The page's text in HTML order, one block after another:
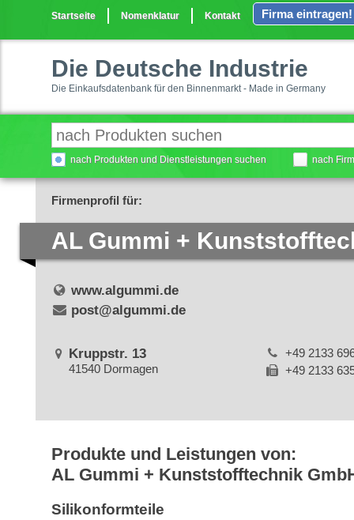
Startseite Nomenklatur Kontakt Firma eintragen!
Die Deutsche Industrie
Die Einkaufsdatenbank für den Binnenmarkt - Made in Germany
nach Produkten und Dienstleistungen suchen nach
Firmenprofil für:
AL Gummi +
www.algummi.de
post@algummi.de
Kruppstr. 13
41540 Dormagen
+49 2133
+49 2133
Produkte und Leistungen von:
AL Gummi + Kunststofftechnik
Silikonformteile